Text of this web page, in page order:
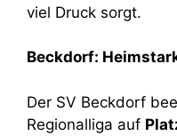
viel Druck sorgt.
Beckdorf:
Der SV Beckdorf
Regionalliga auf